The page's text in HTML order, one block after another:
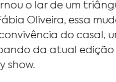
o lar de um
Oliveira, essa
do casal,
da atual edição
show.